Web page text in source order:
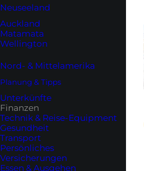
Neuseeland
Auckland
Matamata
Wellington
Nord- & Mittelamerika
Planung & Tipps
Unterkünfte
Finanzen
Technik & Reise-Equipment
Gesundheit
Transport
Persönliches
Versicherungen
Essen & Ausgehen